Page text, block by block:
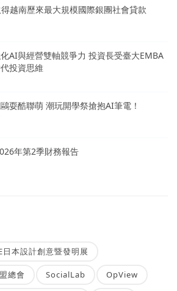
越南歷來最大規模國際銀團社會貸款
AI與經營雙軸競爭力 投資長受臺大EMBA
投資思維
耍酷聯萌 潮玩開學祭搶抱AI筆電！
年第2季財務報告
日本設計創意暨發明展
總會 SocialLab OpView